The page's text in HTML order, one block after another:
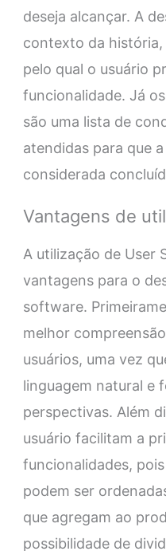
deseja alcançar. A
contexto da
pelo qual o usuário
funcionalidade. Já
são uma lista de
atendidas para que
considerada
Vantagens de
A utilização de User
vantagens para o
software.
melhor
usuários, uma vez
linguagem natural e
perspectivas. Além
usuário facilitam a
funcionalidades,
podem ser
que agregam ao
possibilidade de